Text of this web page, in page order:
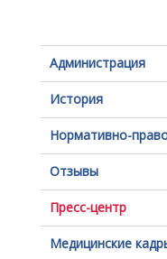
Администрация
История
Нормативно-
Отзывы
Пресс-центр
Медицинские